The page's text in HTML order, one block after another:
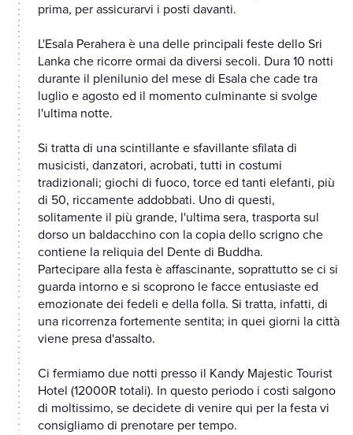
prima, per assicurarvi i posti davanti.
L'Esala Perahera è una delle principali feste dello Sri
Lanka che ricorre ormai da diversi secoli. Dura 10 notti
durante il plenilunio del mese di Esala che cade tra
luglio e agosto ed il momento culminante si svolge
l'ultima notte.
Si tratta di una scintillante e sfavillante sfilata di
musicisti, danzatori, acrobati, tutti in costumi
tradizionali; giochi di fuoco, torce ed tanti elefanti, più
di 50, riccamente addobbati. Uno di questi,
solitamente il più grande, l'ultima sera, trasporta sul
dorso un baldacchino con la copia dello scrigno che
contiene la reliquia del Dente di Buddha.
Partecipare alla festa è affascinante, soprattutto se ci si
guarda intorno e si scoprono le facce entusiaste ed
emozionate dei fedeli e della folla. Si tratta, infatti, di
una ricorrenza fortemente sentita; in quei giorni la città
viene presa d'assalto.
Ci fermiamo due notti presso il Kandy Majestic Tourist
Hotel (12000R totali). In questo periodo i costi salgono
di moltissimo, se decidete di venire qui per la festa vi
consigliamo di prenotare per tempo.